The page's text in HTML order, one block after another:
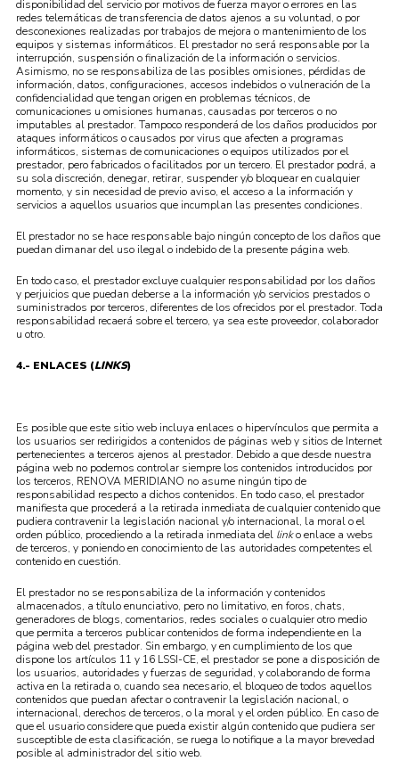
disponibilidad del servicio por motivos de fuerza mayor o errores en las
redes telemáticas de transferencia de datos ajenos a su voluntad, o por
desconexiones realizadas por trabajos de mejora o mantenimiento de los
equipos y sistemas informáticos. El prestador no será responsable por la
interrupción, suspensión o finalización de la información o servicios.
Asimismo, no se responsabiliza de las posibles omisiones, pérdidas de
información, datos, configuraciones, accesos indebidos o vulneración de la
confidencialidad que tengan origen en problemas técnicos, de
comunicaciones u omisiones humanas, causadas por terceros o no
imputables al prestador. Tampoco responderá de los daños producidos por
ataques informáticos o causados por virus que afecten a programas
informáticos, sistemas de comunicaciones o equipos utilizados por el
prestador, pero fabricados o facilitados por un tercero. El prestador podrá, a
su sola discreción, denegar, retirar, suspender y/o bloquear en cualquier
momento, y sin necesidad de previo aviso, el acceso a la información y
servicios a aquellos usuarios que incumplan las presentes condiciones.
El prestador no se hace responsable bajo ningún concepto de los daños que
puedan dimanar del uso ilegal o indebido de la presente página web.
En todo caso, el prestador excluye cualquier responsabilidad por los daños
y perjuicios que puedan deberse a la información y/o servicios prestados o
suministrados por terceros, diferentes de los ofrecidos por el prestador. Toda
responsabilidad recaerá sobre el tercero, ya sea este proveedor, colaborador
u otro.
4.- ENLACES (LINKS)
Es posible que este sitio web incluya enlaces o hipervínculos que permita a
los usuarios ser redirigidos a contenidos de páginas web y sitios de Internet
pertenecientes a terceros ajenos al prestador. Debido a que desde nuestra
página web no podemos controlar siempre los contenidos introducidos por
los terceros, RENOVA MERIDIANO no asume ningún tipo de
responsabilidad respecto a dichos contenidos. En todo caso, el prestador
manifiesta que procederá a la retirada inmediata de cualquier contenido que
pudiera contravenir la legislación nacional y/o internacional, la moral o el
orden público, procediendo a la retirada inmediata del linko enlace a webs
de terceros, y poniendo en conocimiento de las autoridades competentes el
contenido en cuestión.
El prestador no se responsabiliza de la información y contenidos
almacenados, a título enunciativo, pero no limitativo, en foros, chats,
generadores de blogs, comentarios, redes sociales o cualquier otro medio
que permita a terceros publicar contenidos de forma independiente en la
página web del prestador. Sin embargo, y en cumplimiento de los que
dispone los artículos 11 y 16 LSSI-CE, el prestador se pone a disposición de
los usuarios, autoridades y fuerzas de seguridad, y colaborando de forma
activa en la retirada o, cuando sea necesario, el bloqueo de todos aquellos
contenidos que puedan afectar o contravenir la legislación nacional, o
internacional, derechos de terceros, o la moral y el orden público. En caso de
que el usuario considere que pueda existir algún contenido que pudiera ser
susceptible de esta clasificación, se ruega lo notifique a la mayor brevedad
posible al administrador del sitio web.